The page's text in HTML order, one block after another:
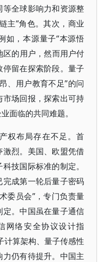
全球影响力和资源整
主”角色。其次，商业
如，本源量子“本源悟
区的用户，然而用户付
留在探索阶段。量子
、用户教育不足”的问
场回报，探索出可持
面临的共同难题。
权布局存在不足。首
烈。美国、欧盟凭借
技国际标准的制定。
成第一轮后量子密码
委员会”，专门负责量
。中国虽在量子通信
网络安全协议设计指
计算架构、量子传感性
仍有待提升。中国主